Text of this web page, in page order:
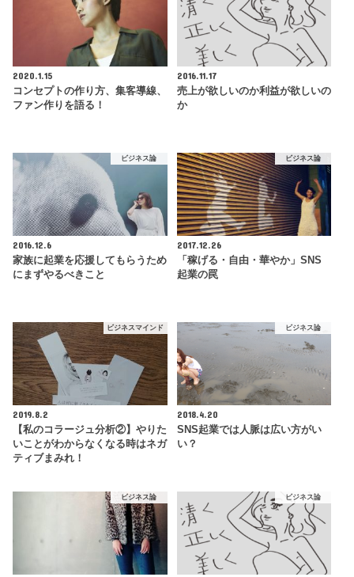
2020.1.15
コンセプトの作り方、集客導線、
ファン作りを語る！
2016.11.17
売上が欲しいのか利益が欲しいの
か
ビジネス論
2016.12.6
家族に起業を応援してもらうため
にまずやるべきこと
ビジネス論
2017.12.26
「稼げる・自由・華やか」SNS
起業の罠
ビジネスマインド
2019.8.2
【私のコラージュ分析②】やりた
いことがわからなくなる時はネガ
ティブまみれ！
ビジネス論
2018.4.20
SNS起業では人脈は広い方がい
い？
ビジネス論 ビジネス論